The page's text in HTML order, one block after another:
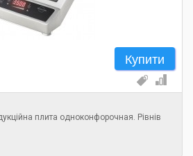
Купити
плита одноконфорочная. Рівнів